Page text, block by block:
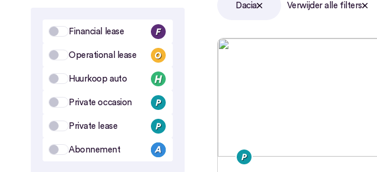
Financial lease
Operational lease
Huurkoop auto
Private occasion
Private lease
Abonnement
Dacia Verwijder alle filters